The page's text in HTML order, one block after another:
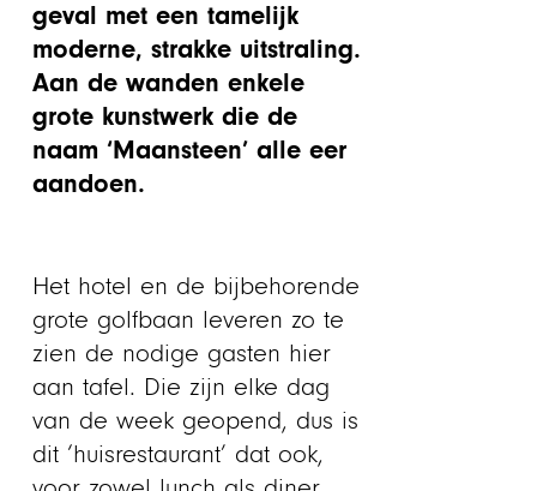
geval met een tamelijk
moderne, strakke uitstraling.
Aan de wanden enkele
grote kunstwerk die de
naam ‘Maansteen’ alle eer
aandoen.
Het hotel en de bijbehorende
grote golfbaan leveren zo te
zien de nodige gasten hier
aan tafel. Die zijn elke dag
van de week geopend, dus is
dit ‘huisrestaurant’ dat ook,